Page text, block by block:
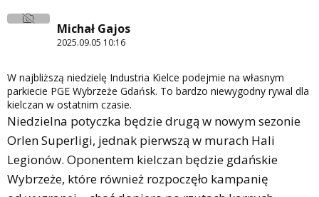
Michał Gajos
2025.09.05 10:16
W najbliższą niedzielę Industria Kielce podejmie na własnym
parkiecie PGE Wybrzeże Gdańsk. To bardzo niewygodny rywal dla
kielczan w ostatnim czasie.
Niedzielna potyczka będzie drugą w nowym sezonie
Orlen Superligi, jednak pierwszą w murach Hali
Legionów. Oponentem kielczan będzie gdańskie
Wybrzeże, które również rozpoczęło kampanię